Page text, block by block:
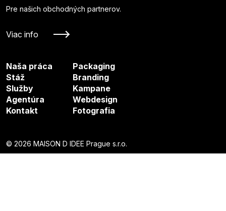
Pre našich obchodných partnerov.
Viac info
Naša práca
Stáž
Služby
Agentúra
Kontakt
Packaging
Branding
Kampane
Webdesign
Fotografia
© 2026 MAISON D IDEE Prague s.r.o.